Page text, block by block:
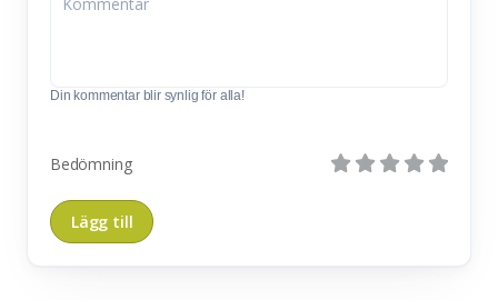
Din kommentar blir synlig för alla!
Bedömning